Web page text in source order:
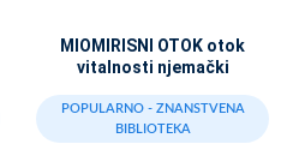
MIOMIRISNI OTOK otok
vitalnosti njemački
POPULARNO - ZNANSTVENA
BIBLIOTEKA